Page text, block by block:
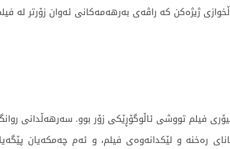
ژیژەکن کە راڤەی بەرهەمەکانی ئەوان زۆرتر لە
تیۆری فیلم تووشی ئاڵوگۆڕێکی زۆر بوو.
رەخنە و لێکدانەوەی فیلم، و ئەم چەمکەیان